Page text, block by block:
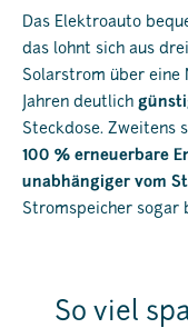
Das Elektroauto
das lohnt sich aus
Solarstrom über eine
Jahren deutlich
Steckdose. Zweitens
100 % erneuerbare
unabhängiger vom
Stromspeicher sogar
So viel